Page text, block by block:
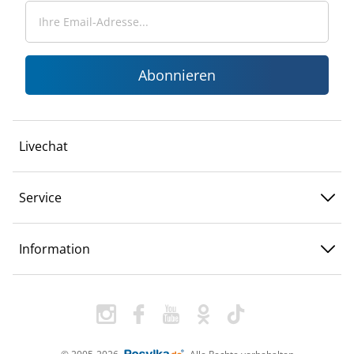
Abonnieren
Livechat
Service
Information